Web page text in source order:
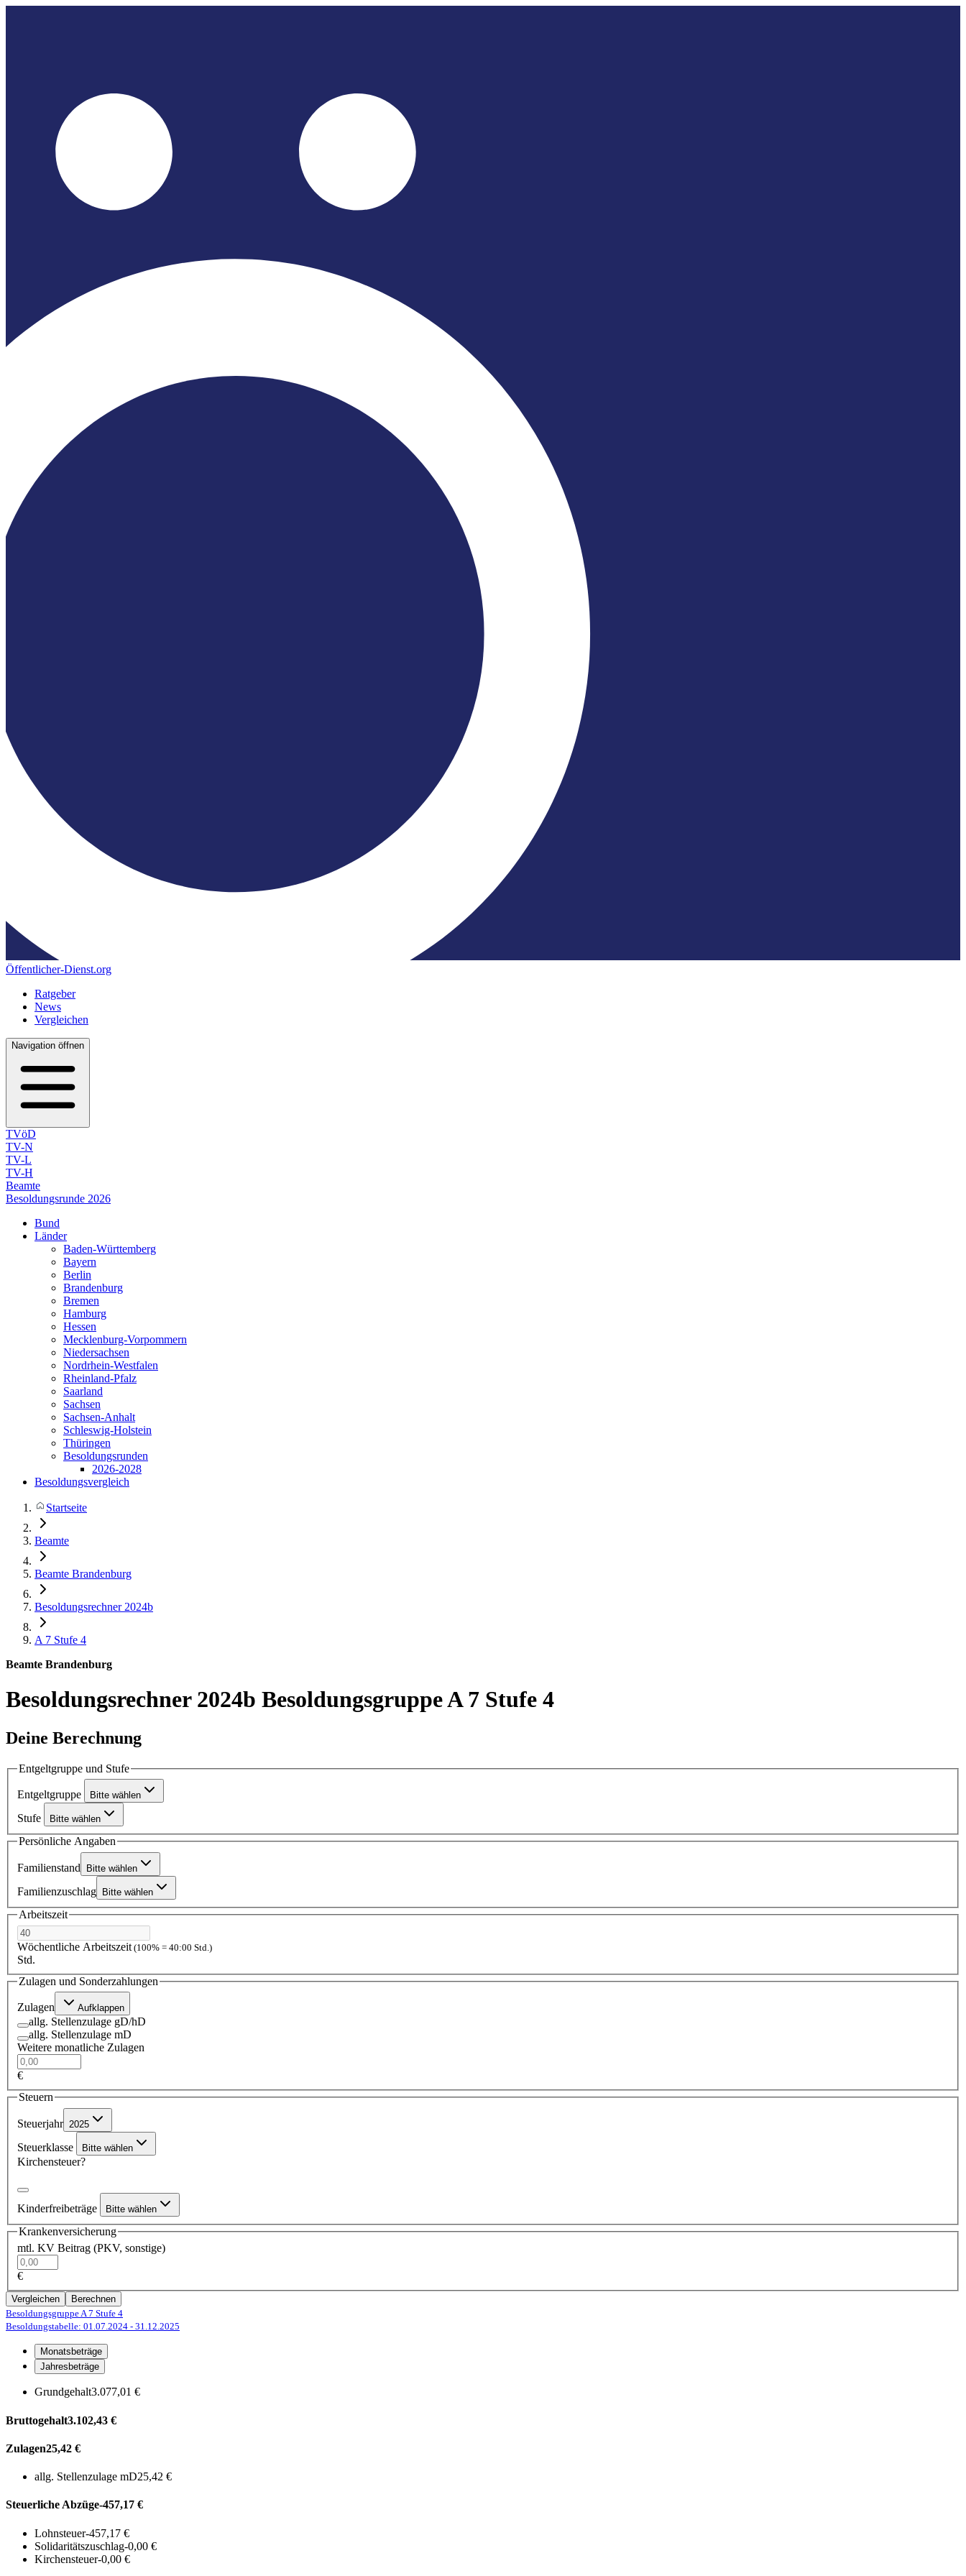
Öffentlicher-Dienst.org
Ratgeber
News
Vergleichen
Navigation öffnen
TVöD
TV-N
TV-L
TV-H
Beamte
Besoldungsrunde 2026
Bund
Länder
Baden-Württemberg
Bayern
Berlin
Brandenburg
Bremen
Hamburg
Hessen
Mecklenburg-Vorpommern
Niedersachsen
Nordrhein-Westfalen
Rheinland-Pfalz
Saarland
Sachsen
Sachsen-Anhalt
Schleswig-Holstein
Thüringen
Besoldungsrunden
2026-2028
Besoldungsvergleich
Startseite
Beamte
Beamte Brandenburg
Besoldungsrechner 2024b
A 7 Stufe 4
Beamte Brandenburg
Besoldungsrechner 2024b Besoldungsgruppe A 7 Stufe 4
Deine Berechnung
Entgeltgruppe und Stufe
Entgeltgruppe Bitte wählen
Stufe Bitte wählen
Persönliche Angaben
Familienstand Bitte wählen
Familienzuschlag Bitte wählen
Arbeitszeit
Wöchentliche Arbeitszeit (100% = 40:00 Std.)
Std.
Zulagen und Sonderzahlungen
Zulagen Aufklappen
allg. Stellenzulage gD/hD
allg. Stellenzulage mD
Weitere monatliche Zulagen
€
Steuern
Steuerjahr 2025
Steuerklasse Bitte wählen
Kirchensteuer?
Kinderfreibeträge Bitte wählen
Krankenversicherung
mtl. KV Beitrag (PKV, sonstige)
€
Vergleichen
Berechnen
Besoldungsgruppe A 7 Stufe 4
Besoldungstabelle: 01.07.2024 - 31.12.2025
Monatsbeträge
Jahresbeträge
Grundgehalt3.077,01 €
Bruttogehalt3.102,43 €
Zulagen25,42 €
allg. Stellenzulage mD25,42 €
Steuerliche Abzüge-457,17 €
Lohnsteuer-457,17 €
Solidaritätszuschlag-0,00 €
Kirchensteuer-0,00 €